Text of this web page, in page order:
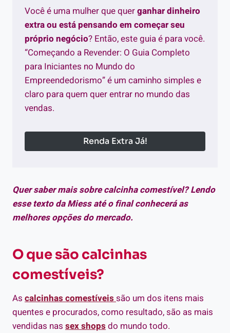
Você é uma mulher que querganhar dinheiro
extra ou está pensando em começar seu
próprio negócio? Então, este guia é para você.
“Começando a Revender: O Guia Completo
para Iniciantes no Mundo do
Empreendedorismo” é um caminho simples e
claro para quem quer entrar no mundo das
vendas.
Renda Extra Já!
Quer saber mais sobre calcinha comestível? Lendo
esse texto da Miess até o final conhecerá as
melhores opções do mercado.
O que são calcinhas
comestíveis?
As calcinhas comestíveis são um dos itens mais
quentes e procurados, como resultado, são as mais
vendidas nas sex shops do mundo todo.